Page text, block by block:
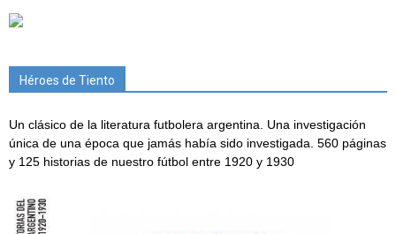
Héroes de Tiento
Un clásico de la literatura futbolera argentina. Una investigación
única de una época que jamás había sido investigada. 560 páginas
y 125 historias de nuestro fútbol entre 1920 y 1930